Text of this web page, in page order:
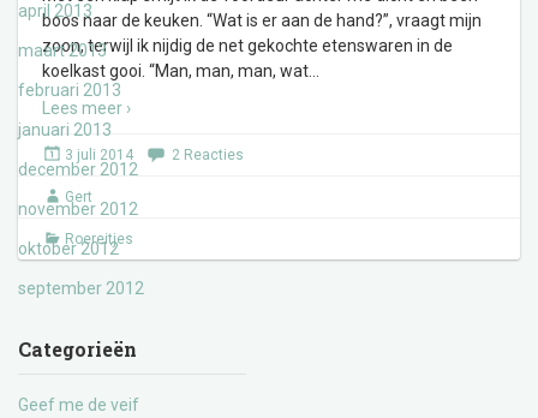
april 2013
maart 2013
februari 2013
januari 2013
december 2012
november 2012
oktober 2012
september 2012
Categorieën
Geef me de veif
boos naar de keuken. “Wat is er aan de hand?”, vraagt mijn
zoon, terwijl ik nijdig de net gekochte etenswaren in de
koelkast gooi. “Man, man, man, wat
Lees meer ›
3 juli 2014 2 Reacties
Gert
Roereitjes